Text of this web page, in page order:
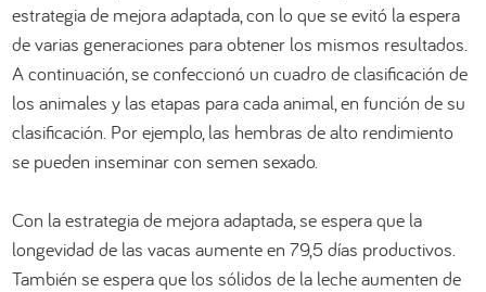
estrategia de mejora adaptada, con lo que se evitó la espera
de varias generaciones para obtener los mismos resultados.
A continuación, se confeccionó un cuadro de clasificación de
los animales y las etapas para cada animal, en función de su
clasificación. Por ejemplo, las hembras de alto rendimiento
se pueden inseminar con semen sexado.
Con la estrategia de mejora adaptada, se espera que la
longevidad de las vacas aumente en 79,5 días productivos.
También se espera que los sólidos de la leche aumenten de